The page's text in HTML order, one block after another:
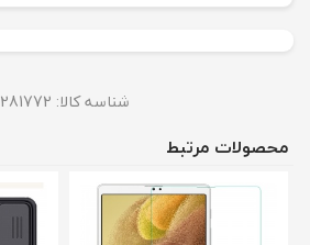
شناسه کالا: 281772
محصولات مرتبط